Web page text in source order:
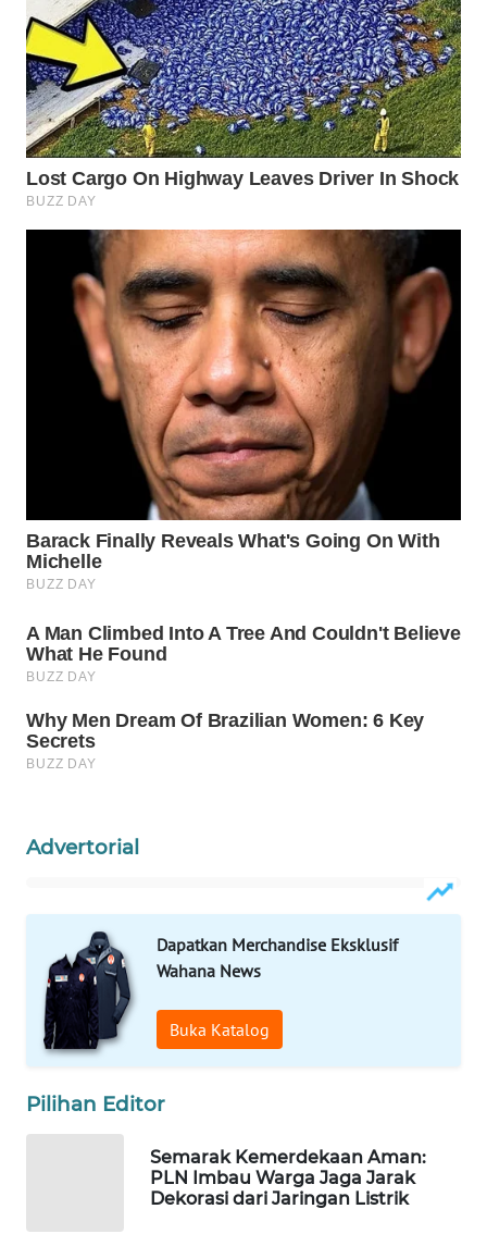
Advertorial
Dapatkan Merchandise Eksklusif
Wahana News
Buka Katalog
Pilihan Editor
Semarak Kemerdekaan Aman:
PLN Imbau Warga Jaga Jarak
Dekorasi dari Jaringan Listrik
WN
INDRAMAYU
WN
KUNINGAN
WN
MAJALENGKA
SUBANG
WN
SUKABUMI
PURWAKARTA
PRIANGAN
TIMUR
SEMARANG
WN
SOLO
WN
WN
SURABAYA
WN
NATUNA
BINTAN